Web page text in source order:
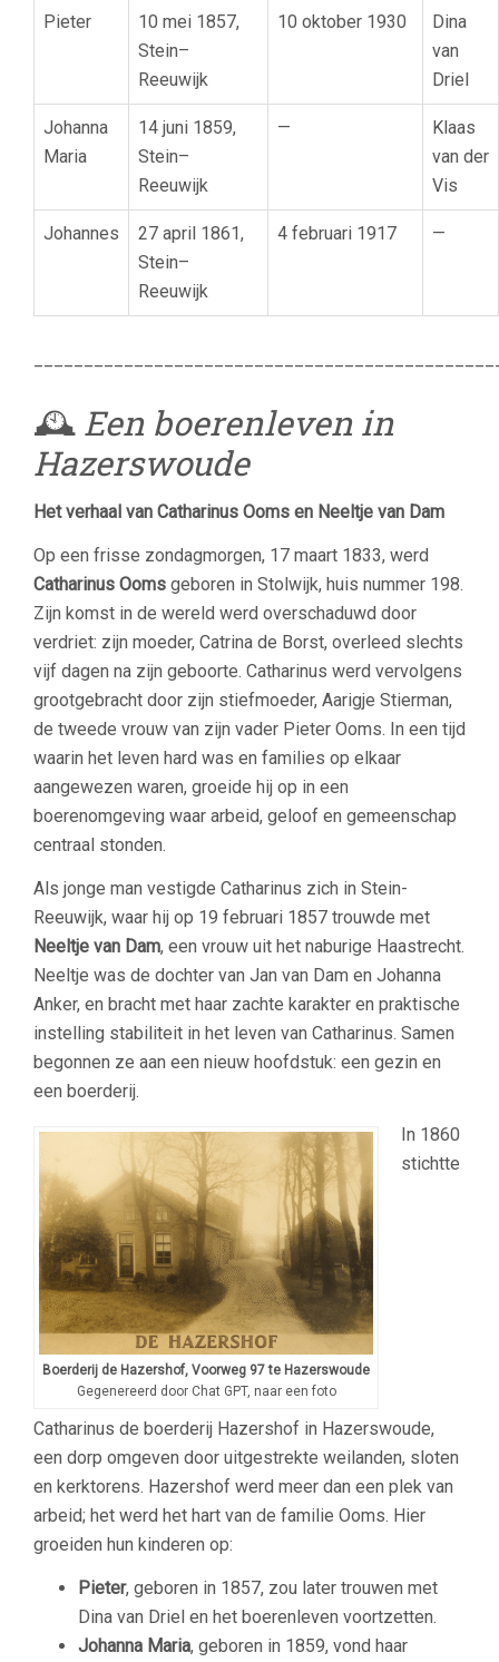
Pieter
10 mei 1857,
Stein–
Reeuwijk
10 oktober 1930
Dina
van
Driel
Johanna
Maria
14 juni 1859,
Stein–
Reeuwijk
—
Klaas
van der
Vis
Johannes
27 april 1861,
Stein–
Reeuwijk
4 februari 1917 —
🕰️ Een boerenleven in
Hazerswoude
Het verhaal van Catharinus Ooms en Neeltje van Dam
Op een frisse zondagmorgen, 17 maart 1833, werd
Catharinus Ooms geboren in Stolwijk, huis nummer 198.
Zijn komst in de wereld werd overschaduwd door
verdriet: zijn moeder, Catrina de Borst, overleed slechts
vijf dagen na zijn geboorte. Catharinus werd vervolgens
grootgebracht door zijn stiefmoeder, Aarigje Stierman,
de tweede vrouw van zijn vader Pieter Ooms. In een tijd
waarin het leven hard was en families op elkaar
aangewezen waren, groeide hij op in een
boerenomgeving waar arbeid, geloof en gemeenschap
centraal stonden.
Als jonge man vestigde Catharinus zich in Stein-
Reeuwijk, waar hij op 19 februari 1857 trouwde met
Neeltje van Dam, een vrouw uit het naburige Haastrecht.
Neeltje was de dochter van Jan van Dam en Johanna
Anker, en bracht met haar zachte karakter en praktische
instelling stabiliteit in het leven van Catharinus. Samen
begonnen ze aan een nieuw hoofdstuk: een gezin en
een boerderij.
Boerderij de Hazershof, Voorweg 97 te Hazerswoude
Gegenereerd door Chat GPT, naar een foto
In 1860
stichtte
Catharinus de boerderij Hazershof in Hazerswoude,
een dorp omgeven door uitgestrekte weilanden, sloten
en kerktorens. Hazershof werd meer dan een plek van
arbeid; het werd het hart van de familie Ooms. Hier
groeiden hun kinderen op:
Pieter, geboren in 1857, zou later trouwen met
Dina van Driel en het boerenleven voortzetten.
Johanna Maria, geboren in 1859, vond haar